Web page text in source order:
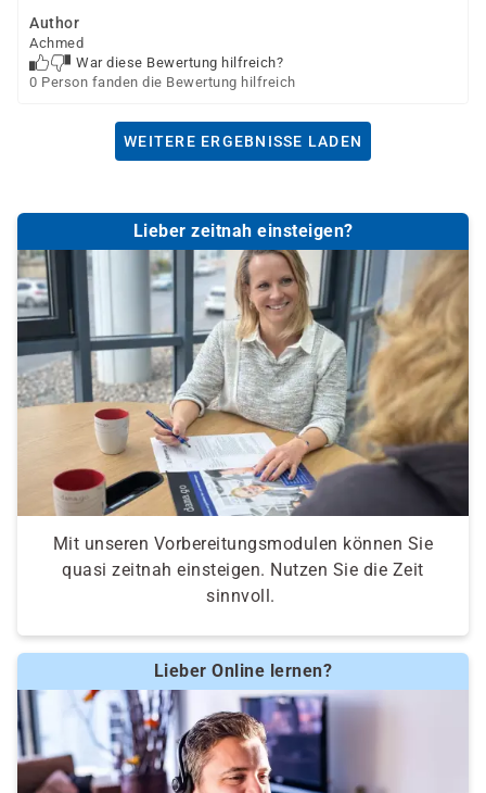
Author
Achmed
War diese Bewertung hilfreich?
0 Person fanden die Bewertung hilfreich
WEITERE ERGEBNISSE LADEN
Lieber zeitnah einsteigen?
Mit unseren Vorbereitungsmodulen können Sie
quasi zeitnah einsteigen. Nutzen Sie die Zeit
sinnvoll.
Lieber Online lernen?